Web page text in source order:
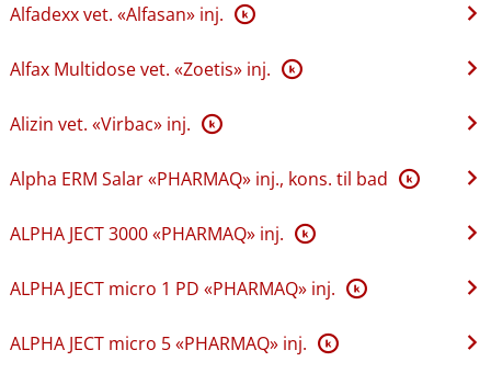
Alfadexx vet. «Alfasan» inj. K
Alfax Multidose vet. «Zoetis» inj. K
Alizin vet. «Virbac» inj. K
Alpha ERM Salar «PHARMAQ» inj., kons. til bad K
ALPHA JECT 3000 «PHARMAQ» inj. K
ALPHA JECT micro 1 PD «PHARMAQ» inj. K
ALPHA JECT micro 5 «PHARMAQ» inj. K